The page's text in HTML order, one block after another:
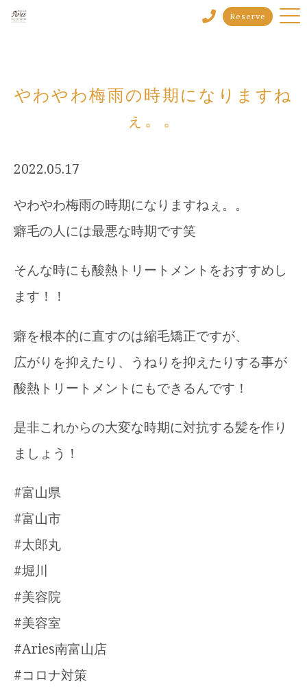
Reserve
やわやわ梅雨の時期になりますね
ぇ。。
2022.05.17
やわやわ梅雨の時期になりますねぇ。。
癖毛の人には最悪な時期です笑
そんな時にも酸熱トリートメントをおすすめし
ます！！
癖を根本的に直すのは縮毛矯正ですが、
広がりを抑えたり、うねりを抑えたりする事が
酸熱トリートメントにもできるんです！
是非これからの大変な時期に対抗する髪を作り
ましょう！
#富山県
#富山市
#太郎丸
#堀川
#美容院
#美容室
#Aries南富山店
#コロナ対策